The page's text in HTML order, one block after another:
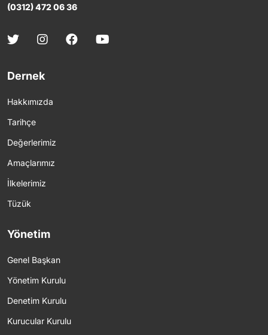
(0312) 472 06 36
Dernek
Hakkımızda
Tarihçe
Değerlerimiz
Amaçlarımız
İlkelerimiz
Tüzük
Yönetim
Genel Başkan
Yönetim Kurulu
Denetim Kurulu
Kurucular Kurulu